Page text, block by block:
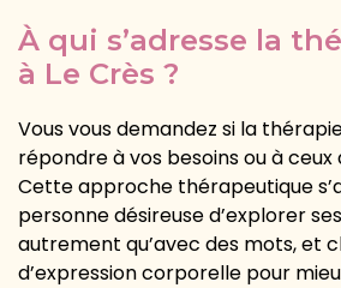
À qui s’adresse la
à Le Crès ?
Vous vous demandez si la
répondre à vos besoins ou à
Cette approche thérapeutique
personne désireuse d’explorer
autrement qu’avec des mots, et
d’expression corporelle pour